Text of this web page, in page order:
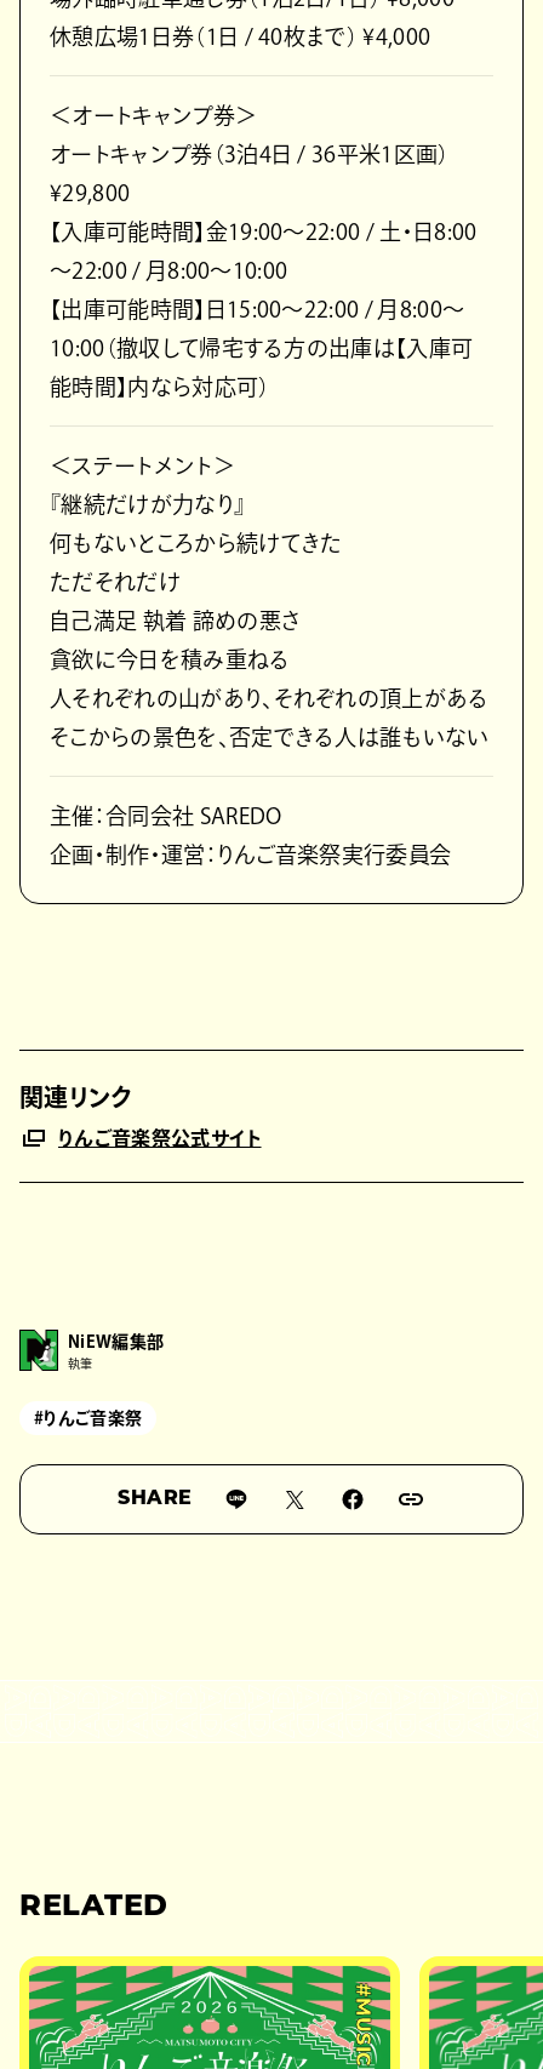
休憩広場1日券（1日 / 40枚まで） ¥4,000
＜オートキャンプ券＞
オートキャンプ券（3泊4日 / 36平米1区画）
¥29,800
【入庫可能時間】金19:00〜22:00 / 土・日8:00
〜22:00 / 月8:00〜10:00
【出庫可能時間】日15:00〜22:00 / 月8:00〜
10:00（撤収して帰宅する方の出庫は【入庫可
能時間】内なら対応可）
＜ステートメント＞
『継続だけが力なり』
何もないところから続けてきた
ただそれだけ
自己満足 執着 諦めの悪さ
貪欲に今日を積み重ねる
人それぞれの山があり、それぞれの頂上がある
そこからの景色を、否定できる人は誰もいない
主催：合同会社 SAREDO
企画・制作・運営：りんご音楽祭実行委員会
関連リンク
りんご音楽祭公式サイト
NiEW編集部
執筆
#りんご音楽祭
SHARE
RELATED
#MUSIC